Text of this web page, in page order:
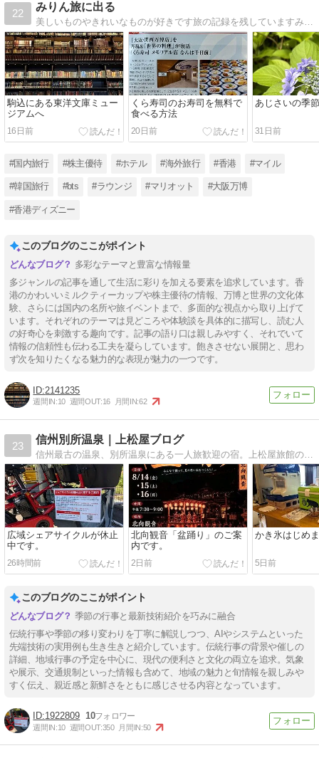
22
みりん旅に出る
美しいものやきれいなものが好きです旅の記録を残していますみなさんのお役に立てますように
駒込にある東洋文庫ミュー
ジアムへ
16日前
くら寿司のお寿司を無料で
食べる方法
20日前
あじさいの季
31日前
#国内旅行 #株主優待 #ホテル #海外旅行 #香港 #マイル
#韓国旅行 #bts #ラウンジ #マリオット #大阪万博
#香港ディズニー
このブログのここがポイント
多彩なテーマと豊富な情報量
多ジャンルの記事を通して生活に彩りを加える要素を追求しています。香
港のかわいいミルクティーカップや株主優待の情報、万博と世界の文化体
験、さらには国内の名所や旅イベントまで、多面的な視点から取り上げて
います。それぞれのテーマは見どころや体験談を具体的に描写し、読む人
の好奇心を刺激する趣向です。記事の語り口は親しみやすく、それでいて
情報の信頼性も伝わる工夫を凝らしています。飽きさせない展開と、思わ
ず次を知りたくなる魅力的な表現が魅力の一つです。
2141235
週間IN:10 週間OUT:16 月間IN:62
23
信州別所温泉｜上松屋ブログ
信州最古の温泉、別所温泉にある一人旅歓迎の宿。上松屋旅館のブログです。別所温泉のイベント情報や上田市の情報など信州の情報を更新していきます。
広域シェアサイクルが休止
中です。
26時間前
北向観音「盆踊り」のご案
内です。
2日前
かき氷はじめ
5日前
このブログのここがポイント
季節の行事と最新技術紹介を巧みに融合
伝統行事や季節の移り変わりを丁寧に解説しつつ、AIやシステムといった
先端技術の実用例も生き生きと紹介しています。伝統行事の背景や催しの
詳細、地域行事の予定を中心に、現代の便利さと文化の両立を追求。気象
や展示、交通規制といった情報も含めて、地域の魅力と旬情報を親しみや
すく伝え、親近感と新鮮さをともに感じさせる内容となっています。
1922809 10
週間IN:10 週間OUT:350 月間IN:50